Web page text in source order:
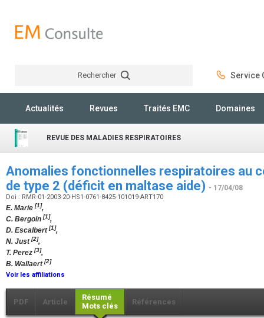
Rechercher Service
Actualités Revues Traités EMC Domaines
REVUE DES MALADIES RESPIRATOIRES
Anomalies fonctionnelles respiratoires au
de type 2 (déficit en maltase aide) - 17/04/08
Doi : RMR-01-2003-20-HS1-0761-8425-101019-ART170
E. Marie [1],
C. Bergoin [1],
D. Escalbert[1],
N. Just[2],
T. Perez [3],
B. Wallaert[2]
Voir les affiliations
PDF Article
Résumé
Mots clés
Références